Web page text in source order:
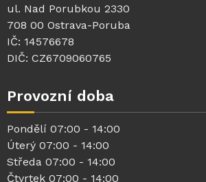
ul. Nad Porubkou 2330
708 00 Ostrava-Poruba
IČ: 14576678
DIČ: CZ6709060765
Provozní doba
Pondělí 07:00 - 14:00
Úterý 07:00 - 14:00
Středa 07:00 - 14:00
Čtvrtek 07:00 - 14:00